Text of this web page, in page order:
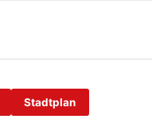
Stadtplan